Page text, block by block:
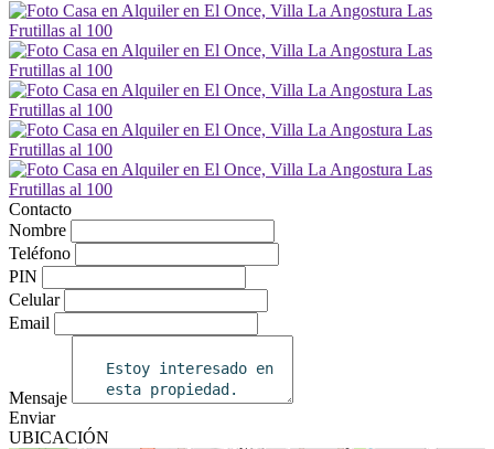
Contacto
Nombre
Teléfono
PIN
Celular
Email
Mensaje
Enviar
UBICACIÓN